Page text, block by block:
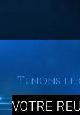
Tenons le